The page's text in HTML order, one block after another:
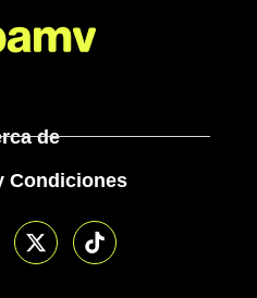
de
Condiciones